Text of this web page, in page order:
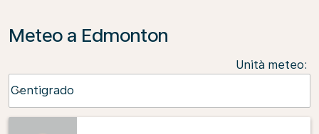
Meteo a Edmonton
Unità meteo:
Centigrado
keyboard_arrow_down